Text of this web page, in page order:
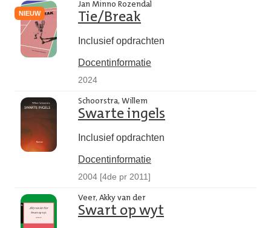
NIEUW
Jan Minno Rozendal
Tie/Break
Inclusief opdrachten
Docentinformatie
2024
Schoorstra, Willem
Swarte ingels
Inclusief opdrachten
Docentinformatie
2004 [4de pr 2011]
Veer, Akky van der
Swart op wyt